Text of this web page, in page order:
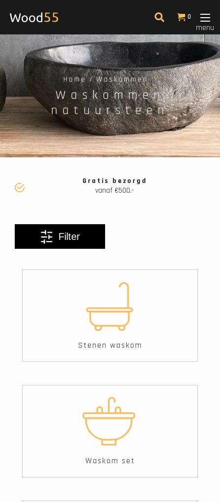
0
menu
Home Waskommen
Waskommen
natuursteen
Gratis bezorgd
vanaf €500.-
Filter
Laagste prijs
14
Filter
Stenen waskom
Waskom set